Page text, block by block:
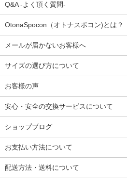
Q&A -よく頂く質問-
OtonaSpocon（オトナスポコン)とは？
メールが届かないお客様へ
サイズの選び方について
お客様の声
安心・安全の交換サービスについて
ショップブログ
お支払い方法について
配送方法・送料について